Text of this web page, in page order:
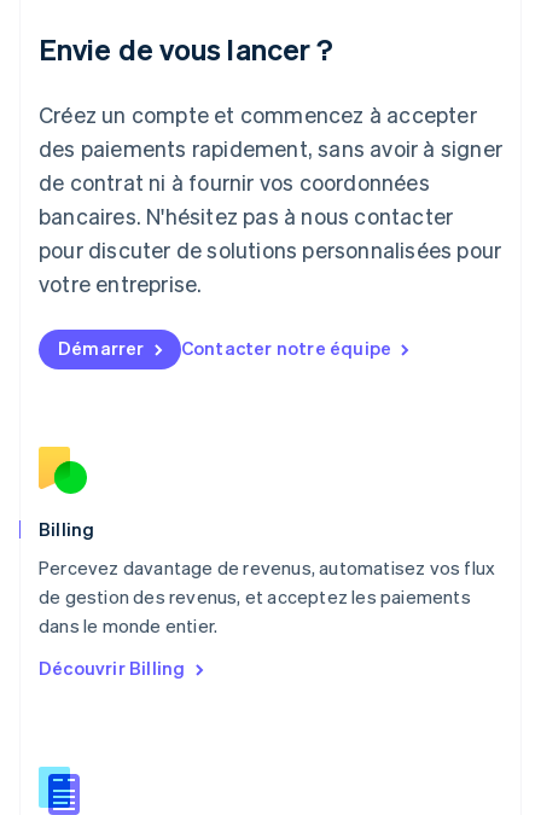
Envie de vous lancer ?
Créez un compte et commencez à accepter
des paiements rapidement, sans avoir à signer
de contrat ni à fournir vos coordonnées
bancaires. N'hésitez pas à nous contacter
pour discuter de solutions personnalisées pour
votre entreprise.
Démarrer Contacter notre équipe
Billing
Percevez davantage de revenus, automatisez vos flux
de gestion des revenus, et acceptez les paiements
dans le monde entier.
Découvrir Billing
Japon
Lettonie
English
Liechtenstein
DeutschEnglish
Lituanie
Luxembourg
FrançaisDeutschEnglish
English简体中文
Malte
English
Nouvelle-Zélande
English
NederlandsEnglish
Pologne
English
Português English
English
Roumanie